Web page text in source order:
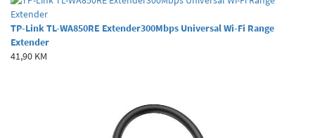
TP-Link TL-WA850RE Extender300Mbps Universal Wi-Fi Range
Extender
41,90 KM